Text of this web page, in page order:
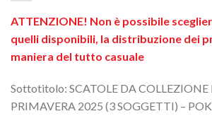
ATTENZIONE! Non è possibile
quelli disponibili, la distribuzione dei
maniera del tutto casuale
Sottotitolo: SCATOLE DA
PRIMAVERA 2025 (3 SOGGETTI) –